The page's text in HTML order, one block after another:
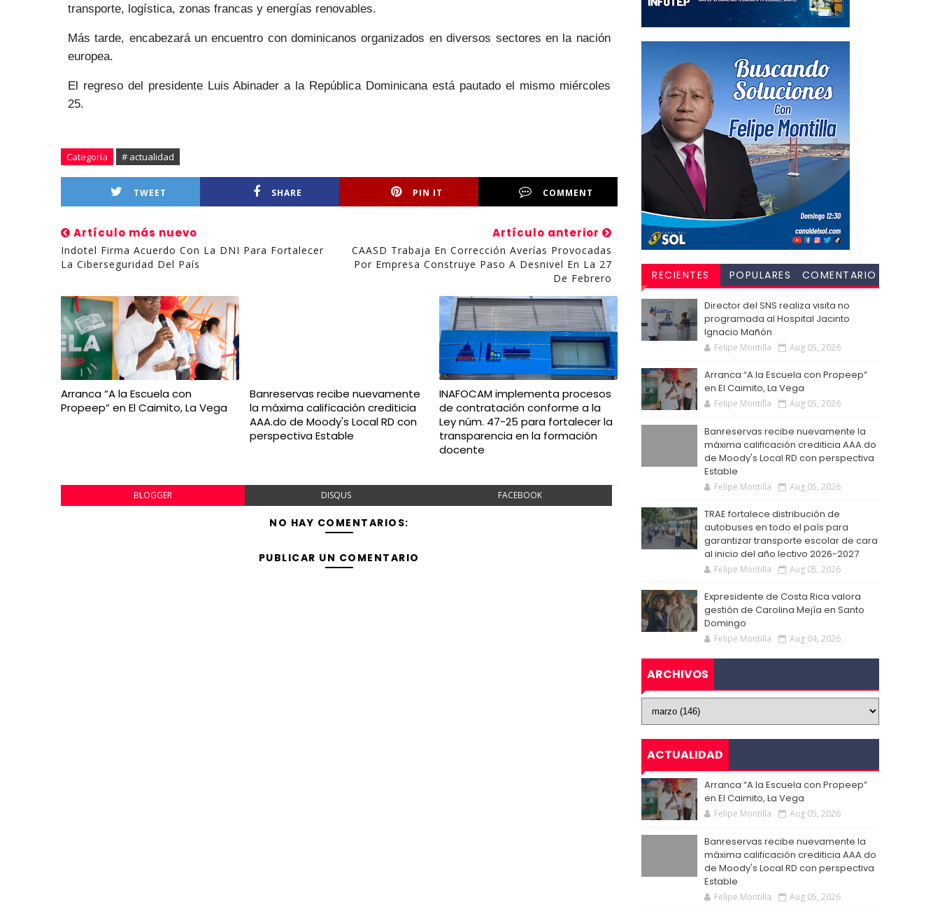
transporte, logística, zonas francas y energías renovables.
Más tarde, encabezará unencuentro con dominicanos organizados en diversos sectores en la nación
europea.
El regreso del presidente Luis Abinader a la República Dominicana está pautado el mismo miércoles
25.
Categoría # actualidad
TWEET SHARE PIN IT COMMENT
Artículo más nuevo
Indotel Firma Acuerdo Con La DNI Para Fortalecer
La Ciberseguridad Del País
Artículo anterior
CAASD Trabaja En Corrección Averías Provocadas
Por Empresa Construye Paso A Desnivel En La 27
De Febrero
Arranca “A la Escuela con
Propeep” en El Caimito, La Vega
Banreservas recibe nuevamente
la máxima calificación crediticia
AAA.do de Moody's Local RD con
perspectiva Estable
INAFOCAM implementa procesos
de contratación conforme a la
Ley núm. 47-25 para fortalecer la
transparencia en la formación
docente
BLOGGER DISQUS FACEBOOK
NO HAY COMENTARIOS:
PUBLICAR UN COMENTARIO
RECIENTES POPULARES
COMENTARIO
Director del SNS realiza visita no
programada al Hospital Jacinto
Ignacio Mañón
Felipe Montilla Aug 05, 2026
Arranca “A la Escuela con Propeep”
en El Caimito, La Vega
Felipe Montilla Aug 05, 2026
Banreservas recibe nuevamente la
máxima calificación crediticia AAA.do
de Moody's Local RD con perspectiva
Estable
Felipe Montilla Aug 05, 2026
TRAE fortalece distribución de
autobuses en todo el país para
garantizar transporte escolar de cara
al inicio del año lectivo 2026-2027
Felipe Montilla Aug 05, 2026
Expresidente de Costa Rica valora
gestión de Carolina Mejía en Santo
Domingo
Felipe Montilla Aug 04, 2026
ARCHIVOS
ACTUALIDAD
Arranca “A la Escuela con Propeep”
en El Caimito, La Vega
Felipe Montilla Aug 05, 2026
Banreservas recibe nuevamente la
máxima calificación crediticia AAA.do
de Moody's Local RD con perspectiva
Estable
Felipe Montilla Aug 05, 2026